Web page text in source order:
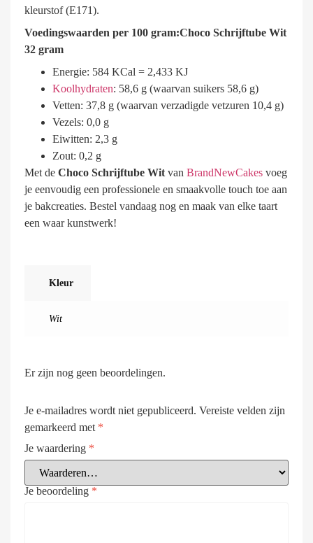
kleurstof (E171).
Voedingswaarden per 100 gram:Choco Schrijftube Wit
32 gram
Energie: 584 KCal = 2,433 KJ
Koolhydraten: 58,6 g (waarvan suikers 58,6 g)
Vetten: 37,8 g (waarvan verzadigde vetzuren 10,4 g)
Vezels: 0,0 g
Eiwitten: 2,3 g
Zout: 0,2 g
Met de Choco Schrijftube Wit van BrandNewCakes voeg
je eenvoudig een professionele en smaakvolle touch toe aan
je bakcreaties. Bestel vandaag nog en maak van elke taart
een waar kunstwerk!
Kleur
Wit
Er zijn nog geen beoordelingen.
Je e-mailadres wordt niet gepubliceerd. Vereiste velden zijn
gemarkeerd met *
Je waardering *
Je beoordeling *